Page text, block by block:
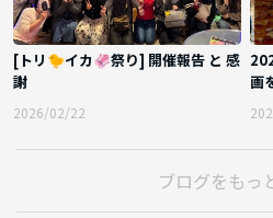
[トリ🐤イカ🦑祭り] 開催報告 と 感
謝
2026/02/22
画
ブログをもっ